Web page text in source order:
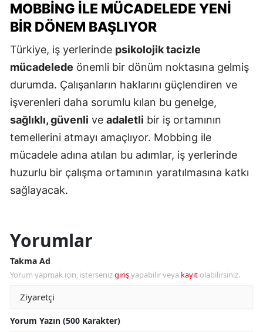
MOBBING ILE MÜCADELEDE YENI
BIR DÖNEM BAŞLIYOR
Türkiye, iş yerlerinde psikolojik tacizle
mücadelede önemli bir dönüm noktasına gelmiş
durumda. Çalışanların haklarını güçlendiren ve
işverenleri daha sorumlu kılan bu genelge,
sağlıklı, güvenli ve adaletli bir iş ortamının
temellerini atmayı amaçlıyor. Mobbing ile
mücadele adına atılan bu adımlar, iş yerlerinde
huzurlu bir çalışma ortamının yaratılmasına katkı
sağlayacak.
Yorumlar
Takma Ad
Yorum yapmak için, istersenizgirişyapabilir veya kayıt olabilirsiniz.
Yorum Yazın (500 Karakter)